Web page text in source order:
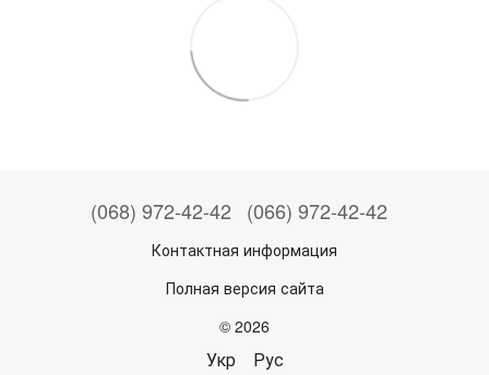
(068) 972-42-42 (066) 972-42-42
Контактная информация
Полная версия сайта
© 2026
Укр Рус